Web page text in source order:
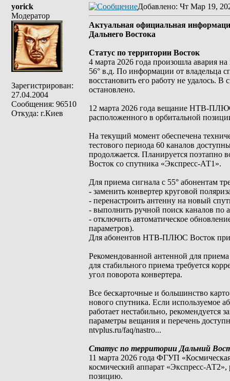
yorick
Модератор
Зарегистрирован:
27.04.2004
Сообщения: 96510
Откуда: г.Киев
Добавлено: Чт Мар 19,
Актуальная официальная
Дальнего Востока
Статус по территории Восток
4 марта 2026 года произошла авария
56° в.д. По информации от
восстановить его работу не
остановлено.
12 марта 2026 года вещание НТВ-
расположенного в орбитальной
На текущий момент обеспечена
тестового периода 60 каналов
продолжается. Планируется поэтапно
Восток со спутника «Экспресс-АТ1».
Для приема сигнала с 55° абонентам
- заменить конвертер круговой
- перенастроить антенну на новый
- выполнить ручной поиск каналов по
- отключить автоматическое
параметров).
Для абонентов НТВ-ПЛЮС Восток при
Рекомендованной антенной для
для стабильного приема требуется
угол поворота конвертера.
Все бескарточные и большинство
нового спутника. Если используемое
работает нестабильно, рекомендуется
параметры вещания и перечень
ntvplus.ru/faq/nastro...
Статус по территории Дальний
11 марта 2026 года ФГУП
космический аппарат «Экспресс-
позицию.